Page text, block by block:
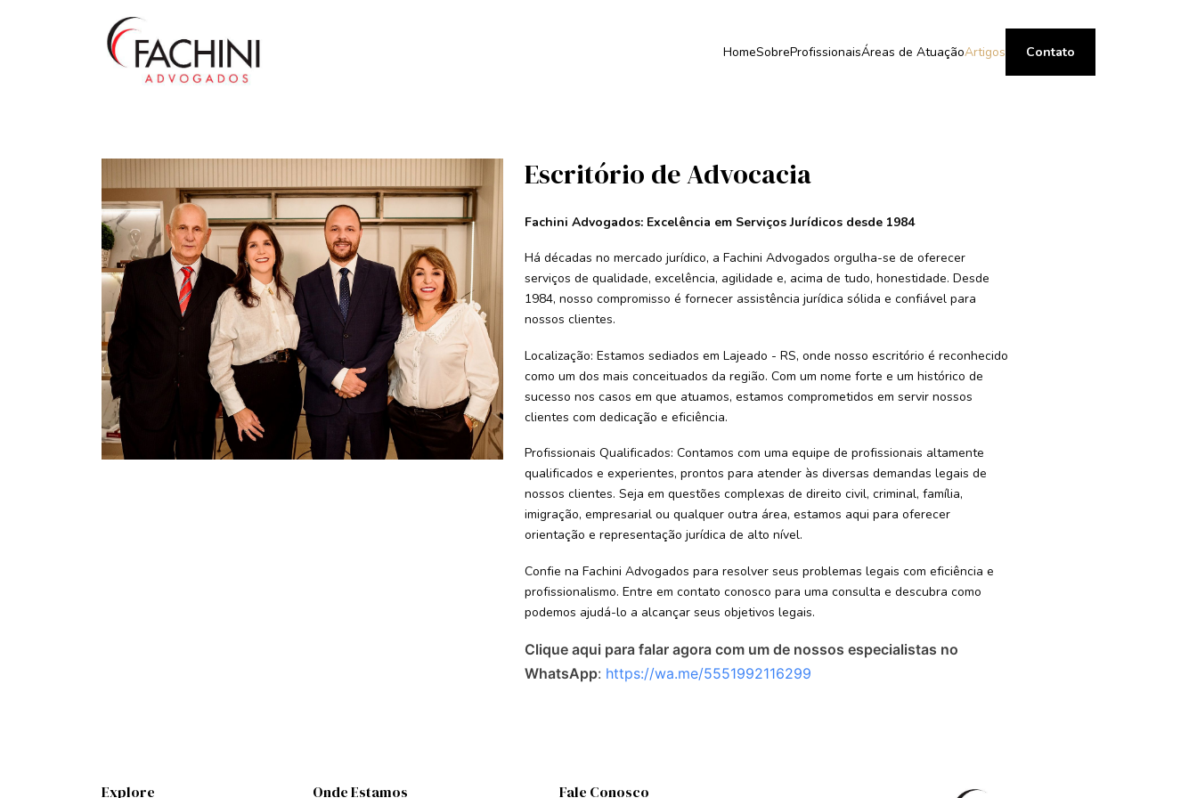
HomeSobreProfissionaisÁreas de AtuaçãoArtigos Contato
Escritório de Advocacia
Fachini Advogados: Excelência em Serviços Jurídicos desde 1984
Há décadas no mercado jurídico, a Fachini Advogados orgulha-se de oferecer
serviços de qualidade, excelência, agilidade e, acima de tudo, honestidade. Desde
1984, nosso compromisso é fornecer assistência jurídica sólida e confiável para
nossos clientes.
Localização: Estamos sediados em Lajeado - RS, onde nosso escritório é reconhecido
como um dos mais conceituados da região. Com um nome forte e um histórico de
sucesso nos casos em que atuamos, estamos comprometidos em servir nossos
clientes com dedicação e eficiência.
Profissionais Qualificados: Contamos com uma equipe de profissionais altamente
qualificados e experientes, prontos para atender às diversas demandas legais de
nossos clientes. Seja em questões complexas de direito civil, criminal, família,
imigração, empresarial ou qualquer outra área, estamos aqui para oferecer
orientação e representação jurídica de alto nível.
Confie na Fachini Advogados para resolver seus problemas legais com eficiência e
profissionalismo. Entre em contato conosco para uma consulta e descubra como
podemos ajudá-lo a alcançar seus objetivos legais.
Clique aqui para falar agora com um de nossos especialistas no
WhatsApp: https://wa.me/5551992116299
Explore Onde Estamos Fale Conosco